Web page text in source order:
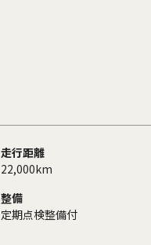
走行距離
22,000km
整備
定期点検整備付